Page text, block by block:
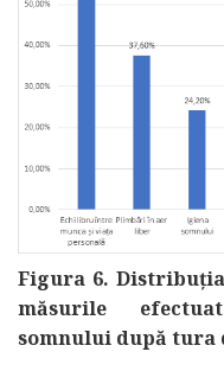
Figura 6.
măsurile
somnului după tura